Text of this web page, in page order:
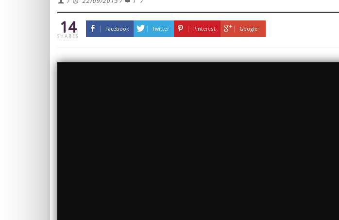
14
SHARES
Facebook Twitter Pinterest Google+